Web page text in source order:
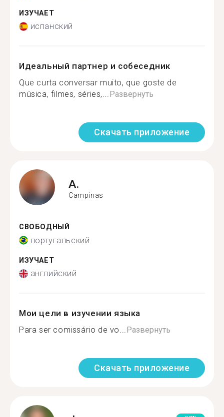
ИЗУЧАЕТ
испанский
Идеальный партнер и собеседник
Que curta conversar muito, que goste de
música, filmes, séries,...Развернуть
Скачать приложение
A.
Campinas
СВОБОДНЫЙ
португальский
ИЗУЧАЕТ
английский
Мои цели в изучении языка
Para ser comissário de vo...Развернуть
Скачать приложение